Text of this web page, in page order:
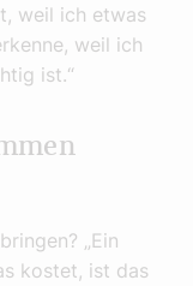
weil ich etwas
weil ich
ist.“
„Ein
kostet, ist das